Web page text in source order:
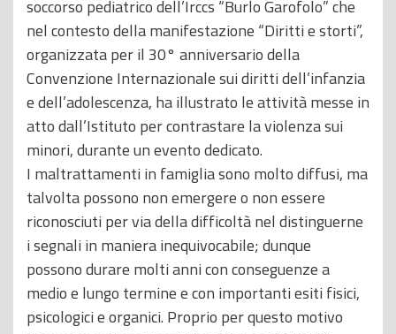
soccorso pediatrico dell’Irccs “Burlo Garofolo” che
nel contesto della manifestazione “Diritti e storti”,
organizzata per il 30° anniversario della
Convenzione Internazionale sui diritti dell’infanzia
e dell’adolescenza, ha illustrato le attività messe in
atto dall’Istituto per contrastare la violenza sui
minori, durante un evento dedicato.
I maltrattamenti in famiglia sono molto diffusi, ma
talvolta possono non emergere o non essere
riconosciuti per via della difficoltà nel distinguerne
i segnali in maniera inequivocabile; dunque
possono durare molti anni con conseguenze a
medio e lungo termine e con importanti esiti fisici,
psicologici e organici. Proprio per questo motivo